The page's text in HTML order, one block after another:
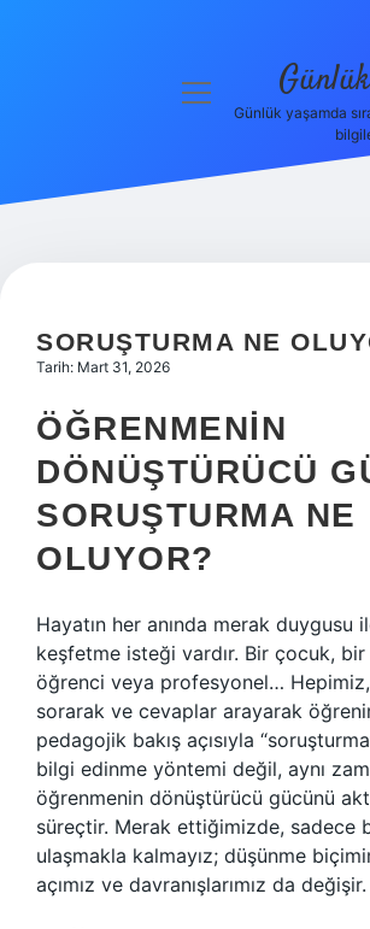
Hakkımızda
menüyü
Günlük yaşamda
SORUŞTURMA NE
Tarih: Mart 31, 2026
ÖĞRENMENIN
DÖNÜŞTÜRÜCÜ
SORUŞTURMA NE
OLUYOR?
Hayatın her anında merak duygusu
keşfetme isteği vardır. Bir çocuk,
öğrenci veya profesyonel…
sorarak ve cevaplar arayarak
pedagojik bakış açısıyla
bilgi edinme yöntemi değil, aynı
öğrenmenin dönüştürücü gücünü
süreçtir. Merak ettiğimizde, sadece
ulaşmakla kalmayız; düşünme
açımız ve davranışlarımız da değişir.